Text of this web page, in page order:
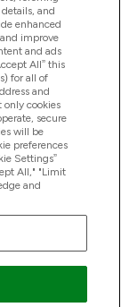
and
enhanced
improve
and ads
All” this
for all of
and
cookies
secure
will be
preferences
Settings”
All," "Limit
and